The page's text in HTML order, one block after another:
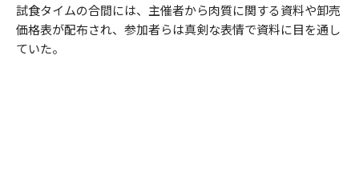
試食タイムの合間には、主催者から肉質に関する資料や卸売
価格表が配布され、参加者らは真剣な表情で資料に目を通し
ていた。